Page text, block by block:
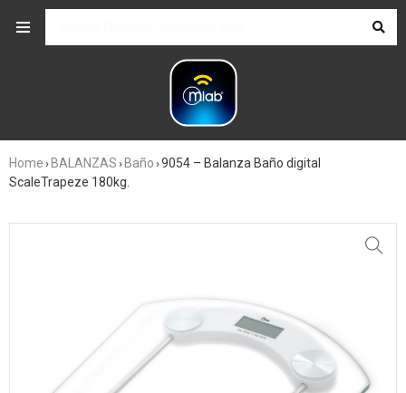
Home › BALANZAS › Baño ›9054 – Balanza Baño digital
ScaleTrapeze 180kg.